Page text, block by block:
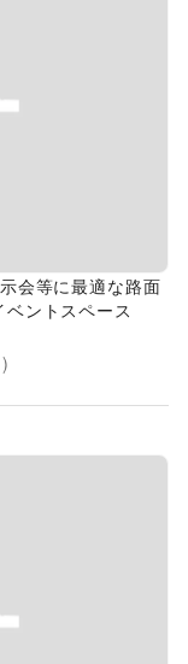
会等に最適な路面
ントスペース